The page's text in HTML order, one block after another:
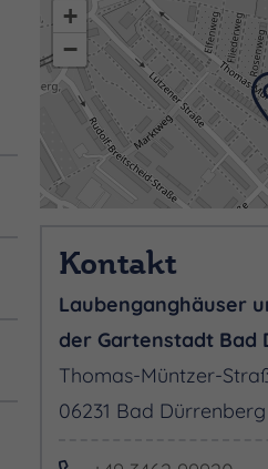
+
−
Kontakt
Laubenganghäuser
der Gartenstadt Bad
Thomas-Müntzer-
06231 Bad Dürrenberg